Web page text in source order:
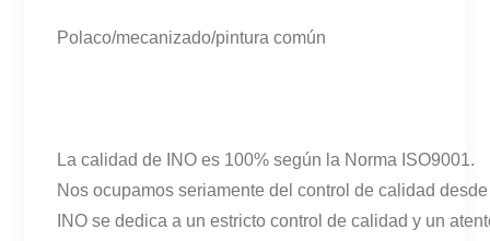
Polaco/mecanizado/pintura común
La calidad de INO es 100% según la Norma ISO9001.
Nos ocupamos seriamente del control de calidad
INO se dedica a un estricto control de calidad y un